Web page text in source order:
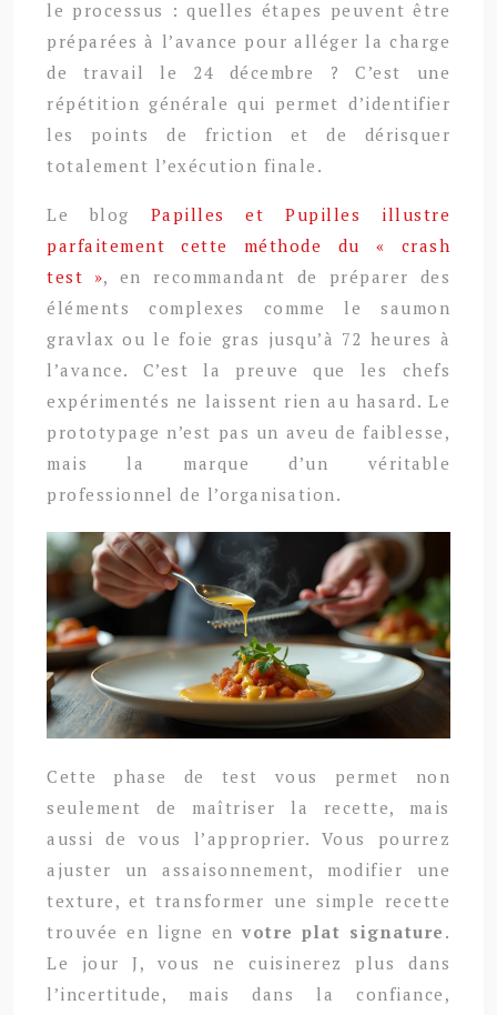
le processus : quelles étapes peuvent être
préparées à l’avance pour alléger la charge
de travail le 24 décembre ? C’est une
répétition générale qui permet d’identifier
les points de friction et de dérisquer
totalement l’exécution finale.
Le blog Papilles et Pupilles illustre
parfaitement cette méthode du « crash
test », en recommandant de préparer des
éléments complexes comme le saumon
gravlax ou le foie gras jusqu’à 72 heures à
l’avance. C’est la preuve que les chefs
expérimentés ne laissent rien au hasard. Le
prototypage n’est pas un aveu de faiblesse,
mais la marque d’un véritable
professionnel de l’organisation.
Cette phase de test vous permet non
seulement de maîtriser la recette, mais
aussi de vous l’approprier. Vous pourrez
ajuster un assaisonnement, modifier une
texture, et transformer une simple recette
trouvée en ligne envotre plat signature .
Le jour J, vous ne cuisinerez plus dans
l’incertitude, mais dans la confiance,